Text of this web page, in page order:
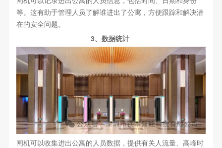
等。这有助于管理人员了解谁进出了公寓，方便跟踪和解决潜
在的安全问题。
3、数据统计
闸机可以收集进出公寓的人员数据，提供有关人流量、高峰时